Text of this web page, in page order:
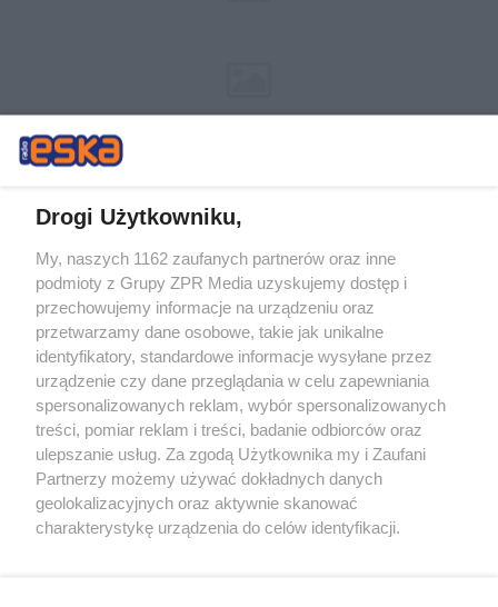
Żaden utwór zamieszczony w serwisie nie może być powielany i
rozpowszechniany lub dalej rozpowszechniany w jakikolwiek sposób (w
tym także elektroniczny lub mechaniczny) na jakimkolwiek polu
eksploatacji w jakiejkolwiek formie, włącznie z umieszczaniem w
Internecie bez pisemnej zgody właściciela praw. Jakiekolwiek użycie lub
wykorzystanie utworów w całości lub w części z naruszeniem prawa,
tzn. bez właściwej zgody, jest zabronione pod groźbą kary i może być
ścigane prawnie.
Drogi Użytkowniku,
My, naszych 1162 zaufanych partnerów oraz inne
podmioty z Grupy ZPR Media uzyskujemy dostęp i
przechowujemy informacje na urządzeniu oraz
przetwarzamy dane osobowe, takie jak unikalne
identyfikatory, standardowe informacje wysyłane przez
urządzenie czy dane przeglądania w celu zapewniania
spersonalizowanych reklam, wybór spersonalizowanych
treści, pomiar reklam i treści, badanie odbiorców oraz
ulepszanie usług. Za zgodą Użytkownika my i Zaufani
Partnerzy możemy używać dokładnych danych
geolokalizacyjnych oraz aktywnie skanować
charakterystykę urządzenia do celów identyfikacji.